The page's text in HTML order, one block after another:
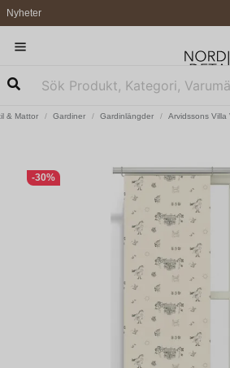
Nyheter
& Mattor Gardiner Gardinlängder Arvidssons
-30%